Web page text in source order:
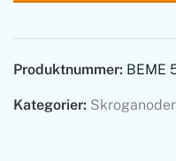
Produktnummer: BEME
Kategorier: Skroganoder